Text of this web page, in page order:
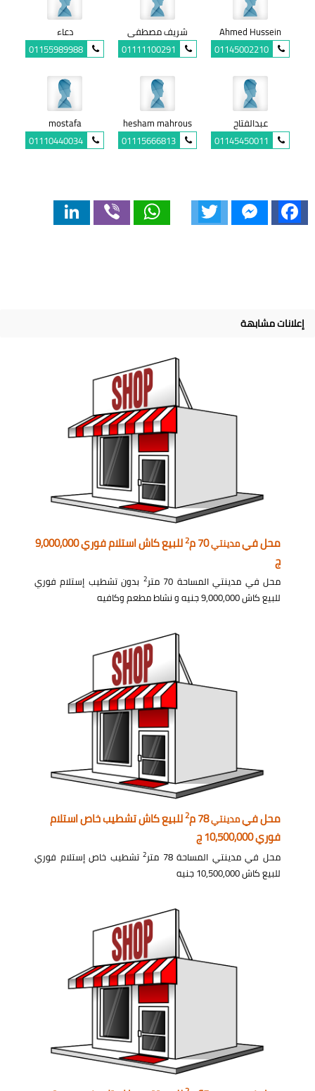
Ahmed Hussein
01145002210
شريف مصطفى
01111100291
دعاء
01155989988
عبدالفتاح
01145450011
hesham mahrous
01115666813
mostafa
01110440034
Facebook
Messenger
WhatsApp
إعلانات مشابهة
محل فيمدينتي70 م 2
للبيع كاش استلام فوري 9,000,000
ج
محل في مدينتي المساحة 70 متر 2 بدون تشطيب إستلام فوري
للبيع كاش 9,000,000 جنيه و نشاط مطعم وكافيه
محل فيمدينتي78 م 2للبيع كاش تشطيب خاص استلام
فوري 10,500,000 ج
محل في مدينتي المساحة 78 متر 2تشطيب خاص إستلام فوري
للبيع كاش 10,500,000 جنيه